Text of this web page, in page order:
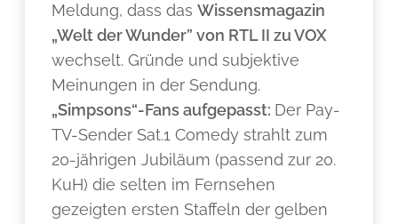
Meldung, dass dasWissensmagazin
„Welt der Wunder” von RTL II zu VOX
wechselt. Gründe und subjektive
Meinungen in der Sendung.
„Simpsons“-Fans aufgepasst: Der Pay-
TV-Sender Sat.1 Comedy strahlt zum
20-jährigen Jubiläum (passend zur 20.
KuH) die selten im Fernsehen
gezeigten ersten Staffeln der gelben